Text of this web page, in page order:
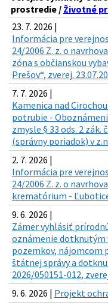
prostredie / Životné
23. 7. 2026 |
Informácia pre
24/2006 Z. z. o
zóna s občianskou
Prešov“, zverej.
7. 7. 2026 |
Kamenica nad
potrubie -
zmysle § 33 ods. 2 zák.
(správny poriadok) v
2. 7. 2026 |
Informácia pre
24/2006 Z. z. o
krematórium -
9. 6. 2026 |
Zámer vyhlásiť
oznámenie dotknutým
pozemkov, nájomcom
štátnej správy a
2026/050151-012,
9. 6. 2026 | Projekt